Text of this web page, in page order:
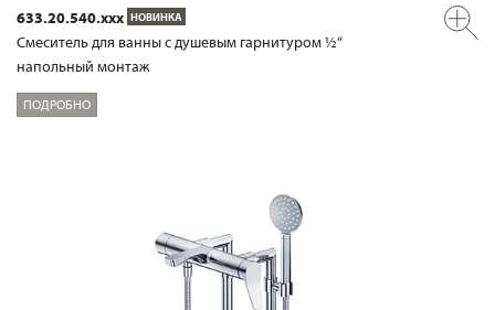
633.20.540.xxx НОВИНКА
Смеситель для ванны с душевым гарнитуром ½“
напольный монтаж
ПОДРОБНО